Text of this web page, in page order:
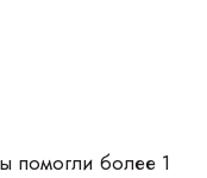
помогли более 1